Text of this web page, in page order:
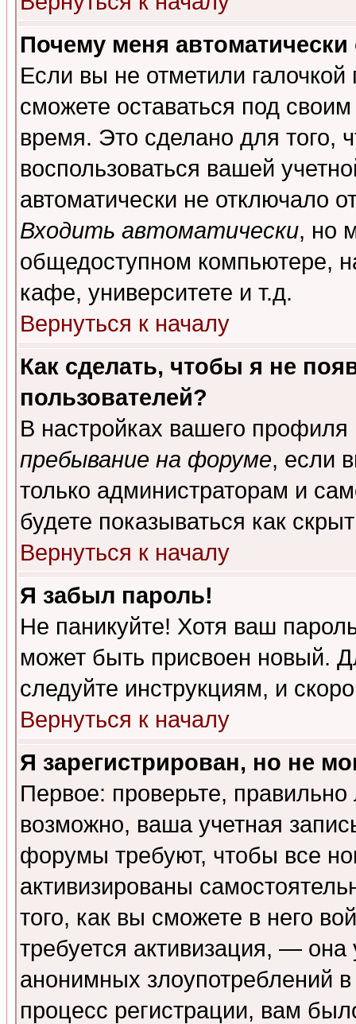
Почему меня автоматически
Если вы не отметили галочкой
сможете оставаться под
время. Это сделано для того,
воспользоваться вашей
автоматически не отключало
Входить автоматически, но
общедоступном компьютере,
кафе, университете и т.д.
Вернуться к началу
Как сделать, чтобы я не
пользователей?
В настройках вашего
пребывание на форуме, если
только администраторам и
будете показываться как
Вернуться к началу
Я забыл пароль!
Не паникуйте! Хотя ваш
может быть присвоен новый.
следуйте инструкциям, и
Вернуться к началу
Я зарегистрирован, но не
Первое: проверьте,
возможно, ваша учетная
форумы требуют, чтобы все
активизированы
того, как вы сможете в него
требуется активизация, —
анонимных злоупотреблений
процесс регистрации, вам